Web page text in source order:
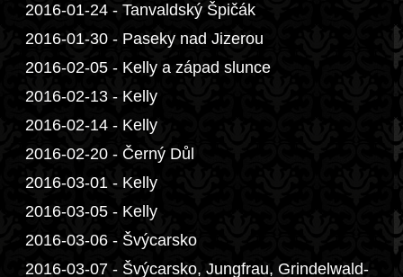
2016-01-24 - Tanvaldský Špičák
2016-01-30 - Paseky nad Jizerou
2016-02-05 - Kelly a západ slunce
2016-02-13 - Kelly
2016-02-14 - Kelly
2016-02-20 - Černý Důl
2016-03-01 - Kelly
2016-03-05 - Kelly
2016-03-06 - Švýcarsko
2016-03-07 - Švýcarsko, Jungfrau, Grindelwald-